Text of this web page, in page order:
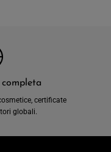
certificate
globali.